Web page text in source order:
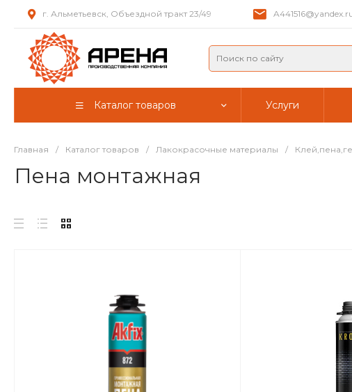
г. Альметьевск, Объездной тракт 23/49
Каталог товаров Услуги
Главная / Каталог товаров / Лакокрасочные материалы /
Пена монтажная